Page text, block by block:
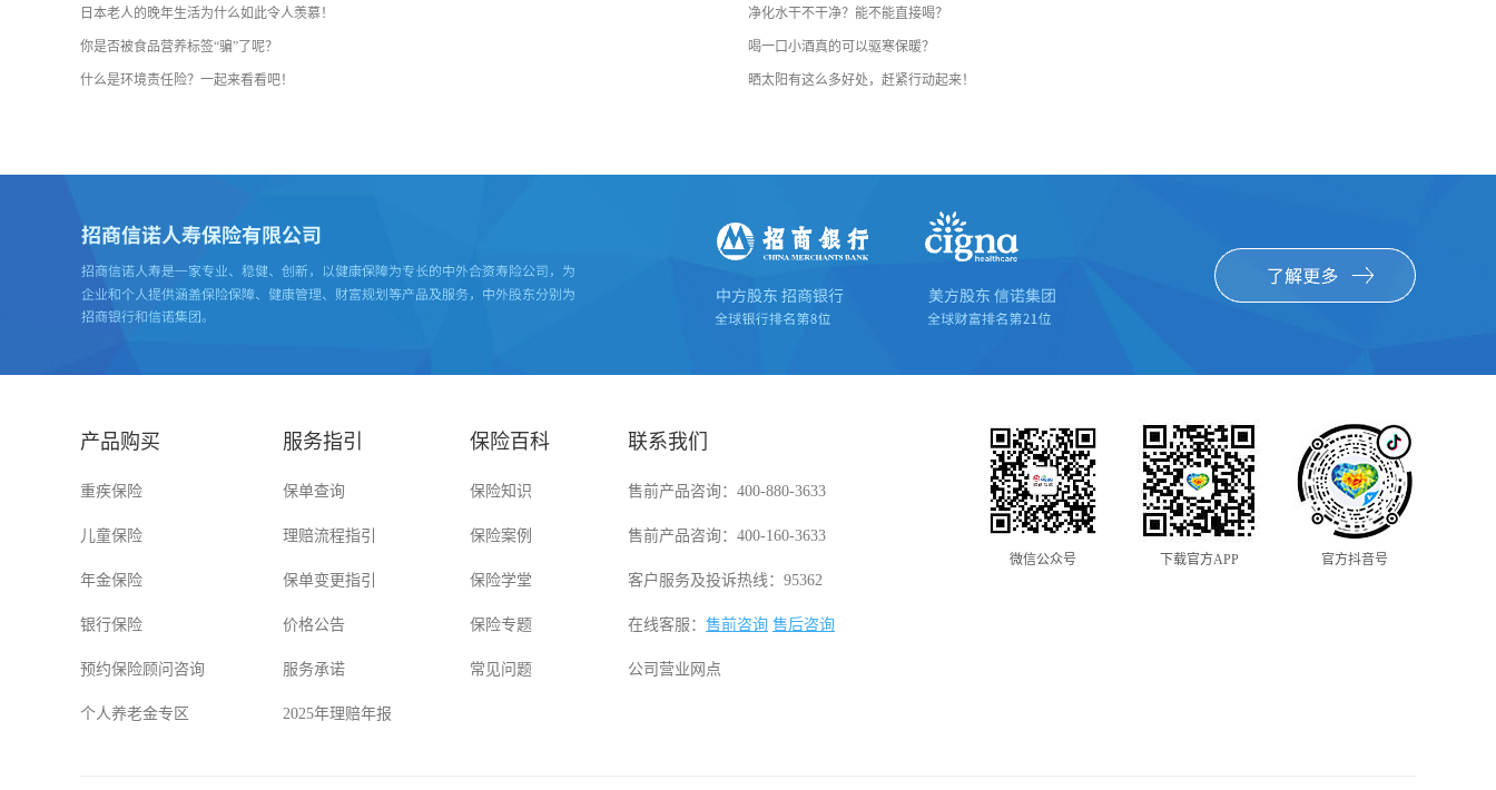
日本老人的晚年生活为什么如此令人羡慕！ 净化水干不干净？能不能直接喝？
你是否被食品营养标签“骗”了呢？ 喝一口小酒真的可以驱寒保暖？
什么是环境责任险？一起来看看吧！ 晒太阳有这么多好处，赶紧行动起来！
产品购买
重疾保险
儿童保险
年金保险
银行保险
预约保险顾问咨询
个人养老金专区
服务指引
保单查询
理赔流程指引
保单变更指引
价格公告
服务承诺
2025年理赔年报
保险百科
保险知识
保险案例
保险学堂
保险专题
常见问题
联系我们
售前产品咨询：400-880-3633
售前产品咨询：400-160-3633
客户服务及投诉热线：95362
在线客服： 售前咨询 售后咨询
公司营业网点
微信公众号 下载官方APP 官方抖音号